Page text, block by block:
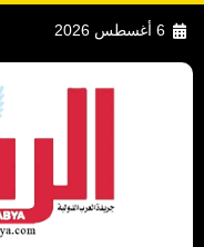
6 أغسطس 2026